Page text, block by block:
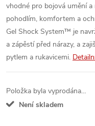
vhodné pro bojová umění
pohodlím, komfortem a
Gel Shock System™ je
a zápěstí před nárazy, a
pytlem a rukavicemi.
Položka byla vyprodána…
Není skladem